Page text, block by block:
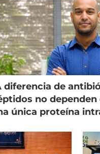
diferencia de
no dependen
única proteína